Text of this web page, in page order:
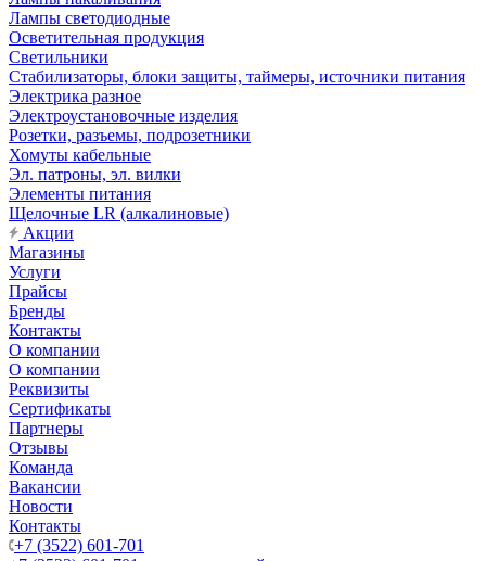
Лампы светодиодные
Осветительная продукция
Светильники
Стабилизаторы, блоки защиты, таймеры, источники питания
Электрика разное
Электроустановочные изделия
Розетки, разъемы, подрозетники
Хомуты кабельные
Эл. патроны, эл. вилки
Элементы питания
Щелочные LR (алкалиновые)
Акции
Магазины
Услуги
Прайсы
Бренды
Контакты
О компании
О компании
Реквизиты
Сертификаты
Партнеры
Отзывы
Команда
Вакансии
Новости
Контакты
+7 (3522) 601-701